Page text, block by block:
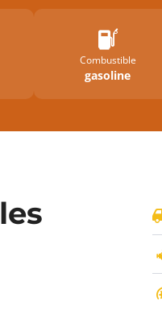
Combustible
gasoline